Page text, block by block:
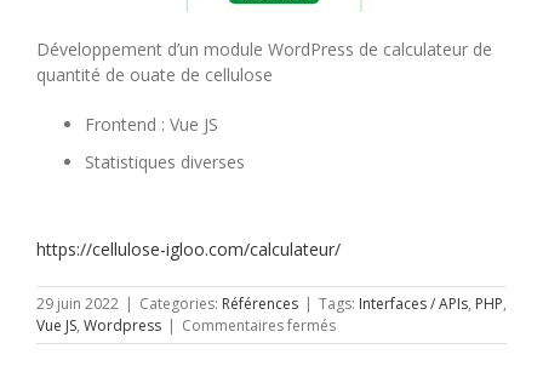
Développement d’un module WordPress de calculateur de
quantité de ouate de cellulose
Frontend : Vue JS
Statistiques diverses
https://cellulose-igloo.com/calculateur/
29 juin 2022 | Categories: Références | Tags: Interfaces / APIs, PHP,
Vue JS, Wordpress | Commentaires ferméssur
Cellulose-